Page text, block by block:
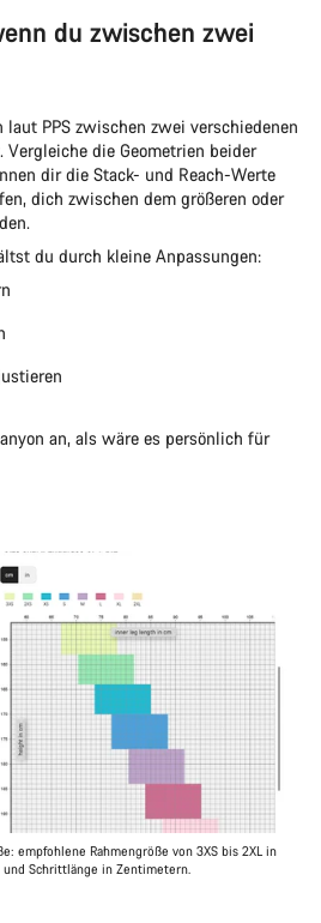
du zwischen zwei
PPS zwischen zwei verschiedenen
Vergleiche die Geometrien beider
dir die Stack- und Reach-Werte
dich zwischen dem größeren oder
du durch kleine Anpassungen:
an, als wäre es persönlich für
empfohlene Rahmengröße von 3XS bis 2XL in
Schrittlänge in Zentimetern.